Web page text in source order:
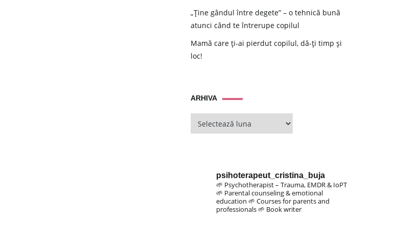
„Ține gândul între degete” – o tehnică bună
atunci când te întrerupe copilul
Mamă care ți-ai pierdut copilul, dă-ți timp și
loc!
ARHIVAARHIVA
psihoterapeut_cristina_buja
🌱 Psychotherapist – Trauma, EMDR & IoPT
🌱 Parental counseling & emotional
education 🌱 Courses for parents and
professionals🌱 Book writer